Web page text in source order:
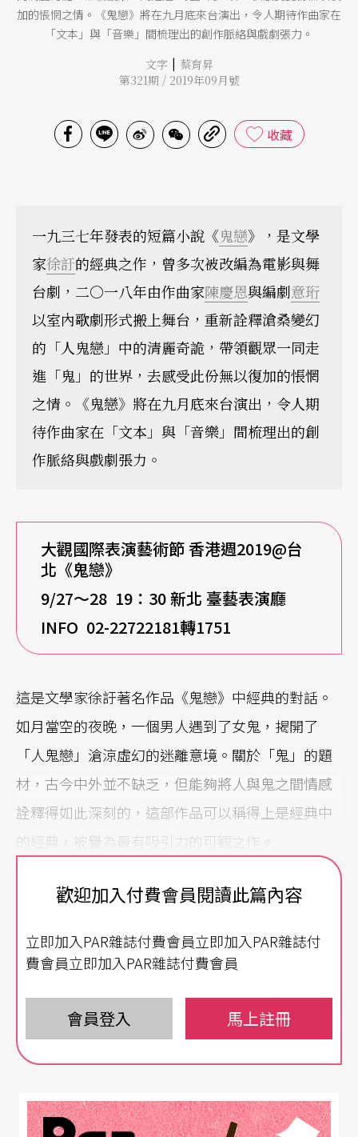
加的悵惘之情。《鬼戀》將在九月底來台演出，令人期待作曲家在
「文本」與「音樂」間梳理出的創作脈絡與戲劇張力。
文字 | 蔡育昇
第321期 / 2019年09月號
收藏
一九三七年發表的短篇小說《鬼戀》，是文學
家徐訏的經典之作，曾多次被改編為電影與舞
台劇，二○一八年由作曲家陳慶恩與編劇意珩
以室內歌劇形式搬上舞台，重新詮釋滄桑變幻
的「人鬼戀」中的清麗奇詭，帶領觀眾一同走
進「鬼」的世界，去感受此份無以復加的悵惘
之情。《鬼戀》將在九月底來台演出，令人期
待作曲家在「文本」與「音樂」間梳理出的創
作脈絡與戲劇張力。
大觀國際表演藝術節 香港週2019@台
北《鬼戀》
9/27～28 19：30 新北 臺藝表演廳
INFO 02-22722181轉1751
這是文學家徐訏著名作品《鬼戀》中經典的對話。
如月當空的夜晚，一個男人遇到了女鬼，揭開了
「人鬼戀」滄涼虛幻的迷離意境。關於「鬼」的題
材，古今中外並不缺乏，但能夠將人與鬼之間情感
詮釋得如此深刻的，這部作品可以稱得上是經典中
的經典，被譽為最有吸引力的可觀之作。
文字轉化為歌劇 體現哲思
被林語堂稱譽為與魯迅並列為廿世紀中國最偉大的
作家，並讚譽為唯一的中國新詩人的徐訏，擁有哲
分析與哲學思維，專擅對於人性與生命的探索，成
為一九三七年發表的短篇小說《鬼戀》的養分。這
幕，最知名的是一九九六年陳逸飛導演的《人約黃
昏》，由香港影帝梁家輝主演，二○一四年亦由上
歡迎加入付費會員閱讀此篇內容
立即加入PAR雜誌付費會員立即加入PAR雜誌付
費會員立即加入PAR雜誌付費會員
會員登入 馬上註冊